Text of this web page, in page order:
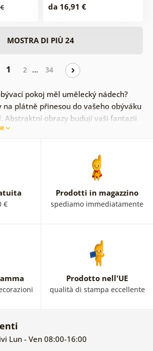
da 16,91 €
MOSTRA DI PIÙ 24
1 2 … 34
pokoj měl umělecký nádech?
plátně přinesou do vašeho obýváku
Abstraktní obrazy budují vaši fantazii
své pocity a smysly splynout a
čáry, barevné iluze a geometrické
obrazy mezi moderní formu umění.
€
Prodotti in magazzino
spediamo immediatamente
Prodotto nell'UE
qualità di stampa eccellente
Lun - Ven 08:00-16:00